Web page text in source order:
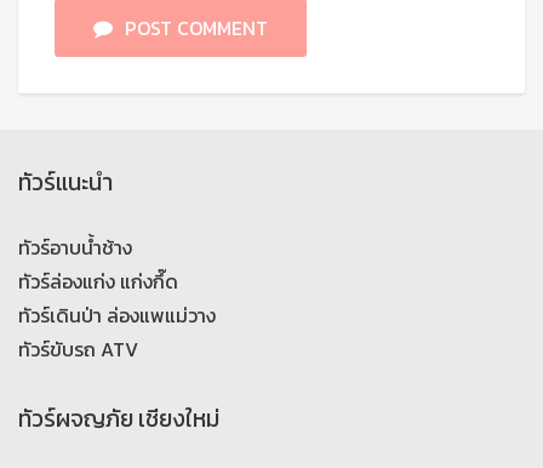
POST COMMENT
ทัวร์แนะนำ
ทัวร์อาบน้ำช้าง
ทัวร์ล่องแก่ง แก่งกึ๊ด
ทัวร์เดินป่า ล่องแพแม่วาง
ทัวร์ขับรถ ATV
ทัวร์ผจญภัย เชียงใหม่